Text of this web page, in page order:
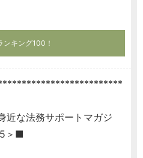
ンキング100！
近な法務サポートマガジ
＞■